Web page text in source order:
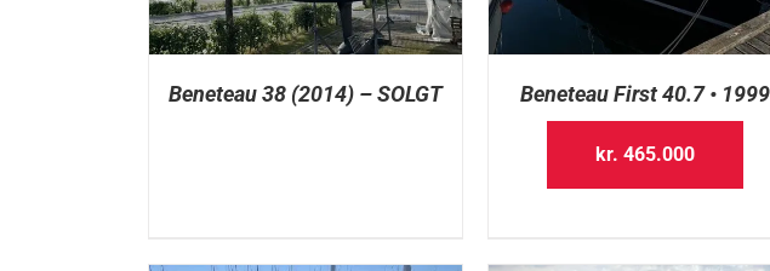
Beneteau 38 (2014) – SOLGT Beneteau First 40.7 • 1999
kr. 465.000